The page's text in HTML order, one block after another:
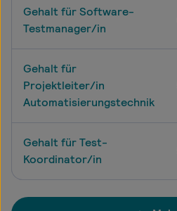
Gehalt für Software-
Testmanager/in
Gehalt für
Projektleiter/in
Automatisierungstechnik
Gehalt für Test-
Koordinator/in